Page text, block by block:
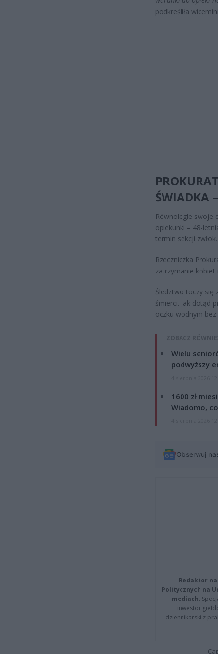
podkreśliła
ŚWIADKA
Równolegle swoje
opiekunki – 48-
termin sekcji
Rzeczniczka
zatrzymanie kobiet
Śledztwo toczy się
śmierci. Jak dotąd
oczku wodnym bez
ZOBACZ
Wielu
podwyższy
1600 zł
Wiadomo,
Obserwuj
Redaktor
Politycznych na
mediach.
inwestor
dziennikarski z